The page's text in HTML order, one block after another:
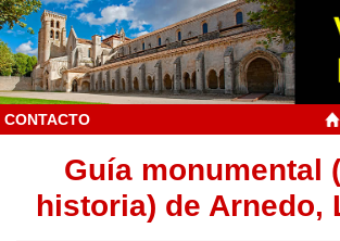
CONTACTO
Guía monumental
historia) de Arnedo,